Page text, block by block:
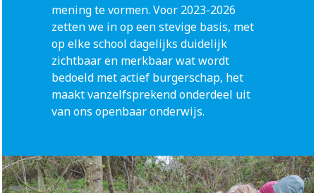
mening te vormen. Voor 2023-2026
zetten we in op een stevige basis, met
op elke school dagelijks duidelijk
zichtbaar en merkbaar wat wordt
bedoeld met actief burgerschap, het
maakt vanzelfsprekend onderdeel uit
van ons openbaar onderwijs.